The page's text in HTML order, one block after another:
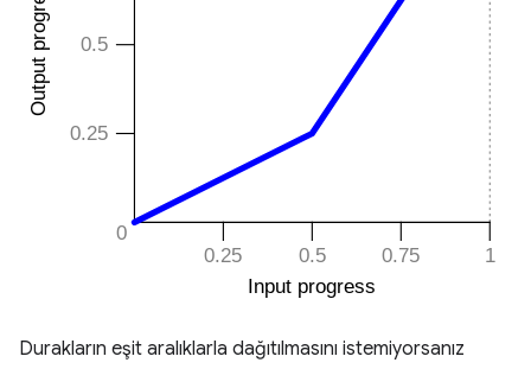
Durakların eşit aralıklarla dağıtılmasını istemiyorsanız